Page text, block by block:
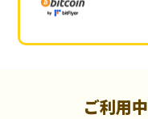
ご利用